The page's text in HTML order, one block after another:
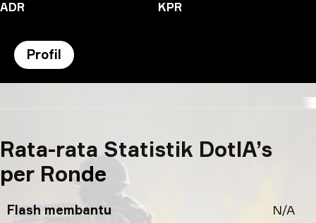
ADR KPR
Profil
Rata-rata Statistik DotlA’s
per Ronde
Flash membantu N/A